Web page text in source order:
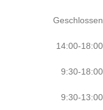
Geschlossen
14:00-18:00
9:30-18:00
9:30-13:00